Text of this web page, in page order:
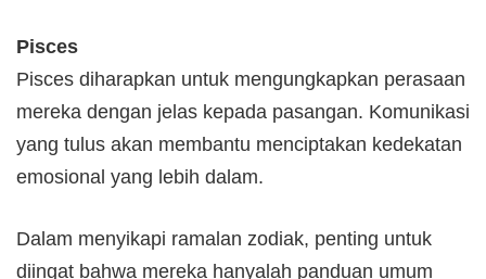
Pisces
Pisces diharapkan untuk mengungkapkan perasaan
mereka dengan jelas kepada pasangan. Komunikasi
yang tulus ​​akan membantu menciptakan kedekatan
emosional yang lebih dalam.
Dalam menyikapi ramalan zodiak, penting untuk
diingat bahwa mereka hanyalah panduan umum